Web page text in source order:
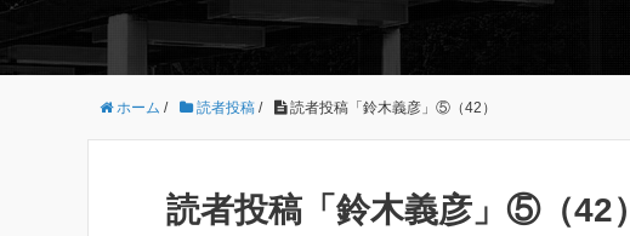
ホーム / 読者投稿 / 読者投稿「鈴木義彦」⑤（42）
読者投稿「鈴木義彦」⑤（42）